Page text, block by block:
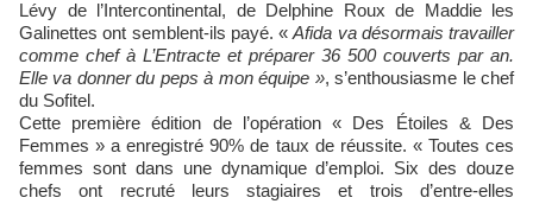
Lévy de l’Intercontinental, de Delphine Roux de Maddie les
Galinettes ont semblent-ils payé. « Afida va désormais travailler
comme chef à L’Entracte et préparer 36 500 couverts par an.
Elle va donner du peps à mon équipe », s’enthousiasme le chef
du Sofitel.
Cette première édition de l’opération « Des Étoiles & Des
Femmes » a enregistré 90% de taux de réussite. « Toutes ces
femmes sont dans une dynamique d’emploi. Six des douze
chefs ont recruté leurs stagiaires et trois d’entre-elles